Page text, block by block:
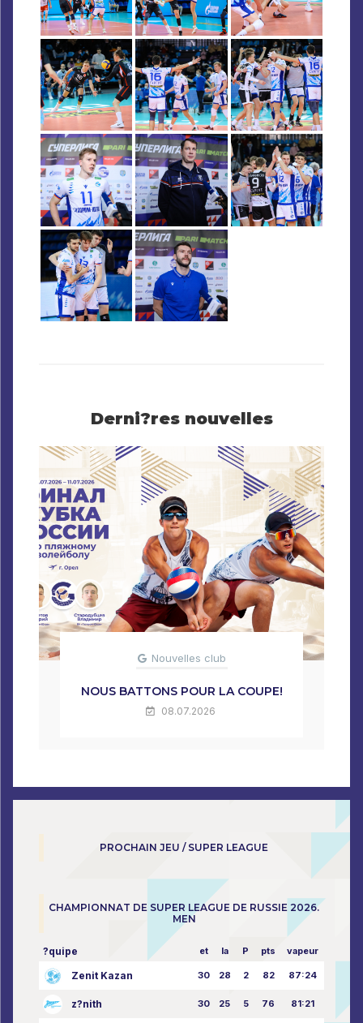
Derni?res nouvelles
Nouvelles club
NOUS BATTONS POUR LA COUPE!
08.07.2026
PROCHAIN JEU / SUPER LEAGUE
CHAMPIONNAT DE SUPER LEAGUE DE RUSSIE 2026.
MEN
?quipe et la P pts vapeur
Zenit Kazan 30 28 2 82 87:24
z?nith 30 25 5 76 81:21